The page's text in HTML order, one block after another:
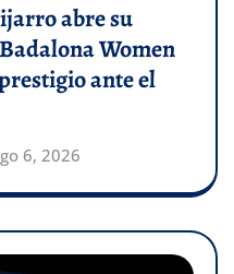
abre su
Women
ante el
6, 2026